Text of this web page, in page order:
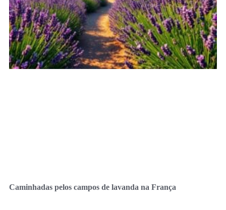
Caminhadas pelos campos de lavanda na França